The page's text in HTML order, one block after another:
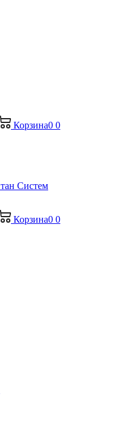
Корзина0 0
Корзина0 0